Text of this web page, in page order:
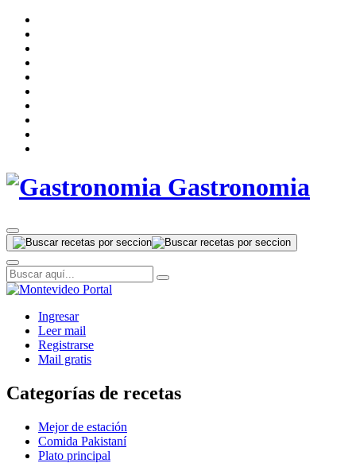
Gastronomia
Ingresar
Leer mail
Registrarse
Mail gratis
Categorías de recetas
Mejor de estación
Comida Pakistaní
Plato principal